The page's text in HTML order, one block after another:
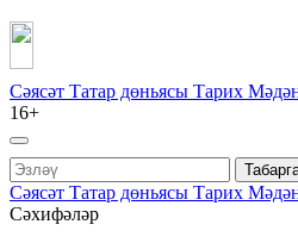
Сәясәт Татар дөньясы Тарих
16+
Сәясәт Татар дөньясы Тарих
Сәхифәләр